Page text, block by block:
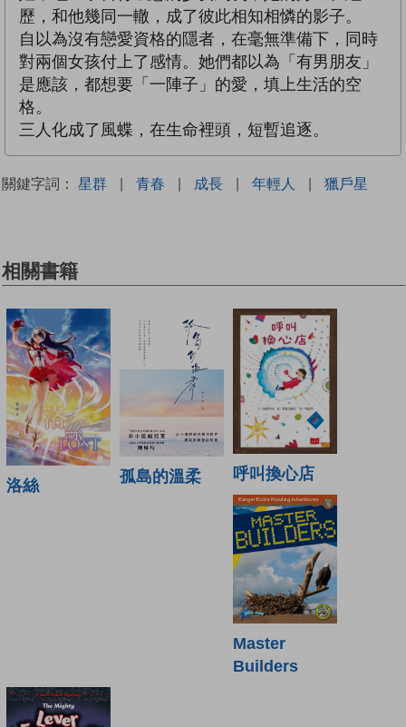
歷，和他幾同一轍，成了彼此相知相憐的影子。
自以為沒有戀愛資格的隱者，在毫無準備下，同時
對兩個女孩付上了感情。她們都以為「有男朋友」
是應該，都想要「一陣子」的愛，填上生活的空
格。
三人化成了風蝶，在生命裡頭，短暫追逐。
關鍵字詞： 星群 | 青春 | 成長 | 年輕人 | 獵戶星
相關書籍
洛絲 孤島的溫柔 呼叫換心店
Master
Builders